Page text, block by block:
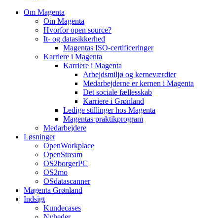
Om Magenta
Om Magenta
Hvorfor open source?
It- og datasikkerhed
Magentas ISO-certificeringer
Karriere i Magenta
Karriere i Magenta
Arbejdsmiljø og kerneværdier
Medarbejderne er kernen i Magenta
Det sociale fællesskab
Karriere i Grønland
Ledige stillinger hos Magenta​
Magentas praktikprogram
Medarbejdere
Løsninger
OpenWorkplace
OpenStream
OS2borgerPC
OS2mo
OSdatascanner
Magenta Grønland
Indsigt
Kundecases